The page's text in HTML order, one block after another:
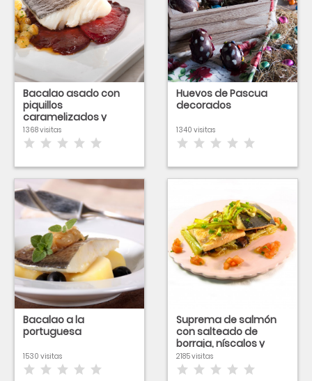
Bacalao asado con
piquillos
caramelizados y
patatas
1368 visitas
Huevos de Pascua
decorados
1340 visitas
Bacalao a la
portuguesa
1530 visitas
Suprema de salmón
con salteado de
borraja, níscalos y
vinagreta de tomate
2185 visitas